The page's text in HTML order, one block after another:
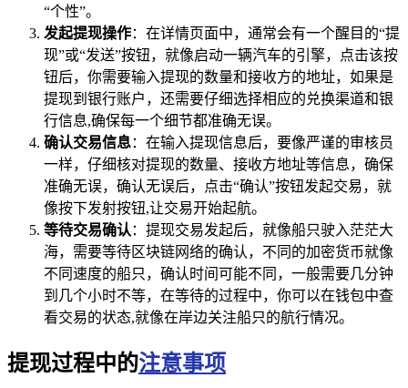
“个性”。
发起提现操作：在详情页面中，通常会有一个醒目的“提
现”或“发送”按钮，就像启动一辆汽车的引擎，点击该按
钮后，你需要输入提现的数量和接收方的地址，如果是
提现到银行账户，还需要仔细选择相应的兑换渠道和银
行信息,确保每一个细节都准确无误。
确认交易信息：在输入提现信息后，要像严谨的审核员
一样，仔细核对提现的数量、接收方地址等信息，确保
准确无误，确认无误后，点击“确认”按钮发起交易，就
像按下发射按钮,让交易开始起航。
等待交易确认：提现交易发起后，就像船只驶入茫茫大
海，需要等待区块链网络的确认，不同的加密货币就像
不同速度的船只，确认时间可能不同，一般需要几分钟
到几个小时不等，在等待的过程中，你可以在钱包中查
看交易的状态,就像在岸边关注船只的航行情况。
提现过程中的注意事项